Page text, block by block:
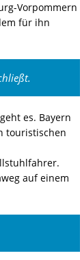
Vorpommern
für ihn
es. Bayern
touristischen
auf einem